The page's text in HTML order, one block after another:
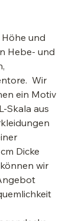
und
Hebe- und
Wir
ein Motiv
Skala aus
Dicke
wir